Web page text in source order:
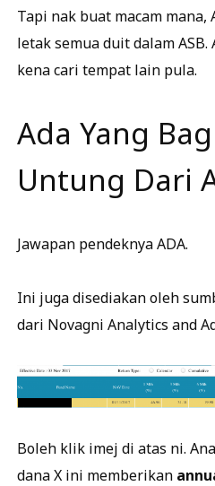
Tapi nak buat macam mana,
letak semua duit dalam
kena cari tempat lain pula.
Ada Yang
Untung Dari
Jawapan pendeknya ADA.
Ini juga disediakan oleh
dari Novagni Analytics and
Boleh klik imej di atas ni.
dana X ini memberikan